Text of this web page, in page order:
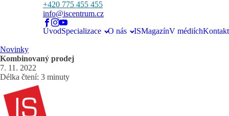
+420 775 455 455
info@iscentrum.cz
ÚvodSpecializace O nás ISMagazínV médiíchKontakt
Novinky
Kombinovaný prodej
7. 11. 2022
Délka čtení: 3 minuty